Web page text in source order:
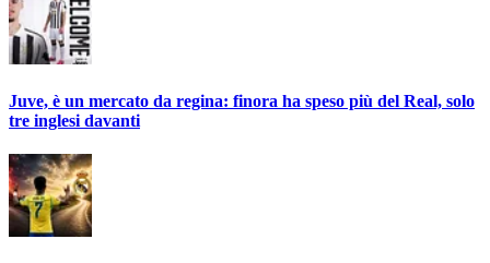
Juve, è un mercato da regina: finora ha speso più del Real, solo
tre inglesi davanti